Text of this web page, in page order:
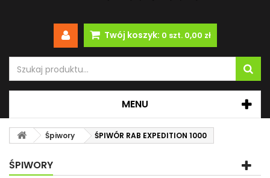
Twój koszyk: 0 szt. 0,00 zł
MENU
Śpiwory ŚPIWÓR RAB EXPEDITION 1000
ŚPIWORY